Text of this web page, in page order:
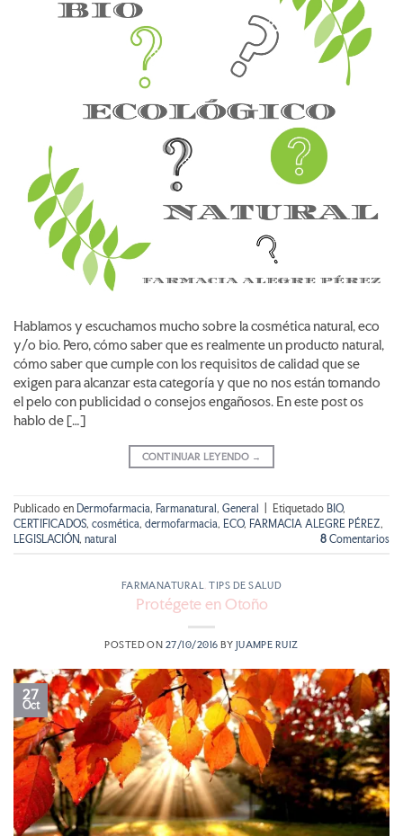
Hablamos y escuchamos mucho sobre la cosmética natural, eco
y/o bio. Pero, cómo saber que es realmente un producto natural,
cómo saber que cumple con los requisitos de calidad que se
exigen para alcanzar esta categoría y que no nos están tomando
el pelo con publicidad o consejos engañosos. En este post os
hablo de […]
CONTINUAR LEYENDO →
Publicado en Dermofarmacia, Farmanatural, General Etiquetado BIO,
CERTIFICADOS, cosmética, dermofarmacia, ECO, FARMACIA ALEGRE PÉREZ,
LEGISLACIÓN, natural 8 Comentarios
FARMANATURAL ,TIPS DE SALUD
Protégete en Otoño
POSTED ON 27/10/2016 BY JUAMPE RUIZ
27
Oct